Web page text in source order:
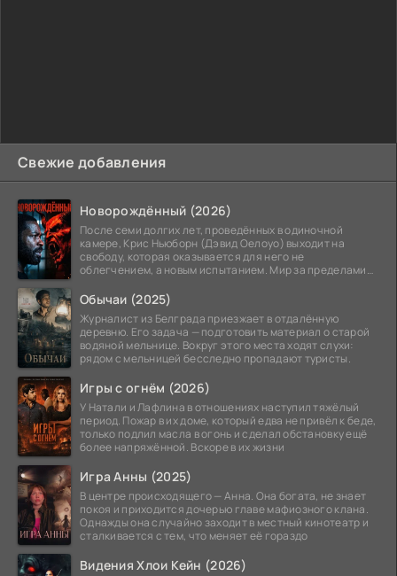
Свежие добавления
Новорождённый (2026)
После семи долгих лет, проведённых в одиночной
камере, Крис Ньюборн (Дэвид Оелоуо) выходит на
свободу, которая оказывается для него не
облегчением, а новым испытанием. Мир за пределами
Обычаи (2025)
Журналист из Белграда приезжает в отдалённую
деревню. Его задача — подготовить материал о старой
водяной мельнице. Вокруг этого места ходят слухи:
рядом с мельницей бесследно пропадают туристы.
Игры с огнём (2026)
У Натали и Лафлина в отношениях наступил тяжёлый
период. Пожар в их доме, который едва не привёл к беде,
только подлил масла в огонь и сделал обстановку ещё
более напряжённой. Вскоре в их жизни
Игра Анны (2025)
В центре происходящего — Анна. Она богата, не знает
покоя и приходится дочерью главе мафиозного клана.
Однажды она случайно заходит в местный кинотеатр и
сталкивается с тем, что меняет её гораздо
Видения Хлои Кейн (2026)